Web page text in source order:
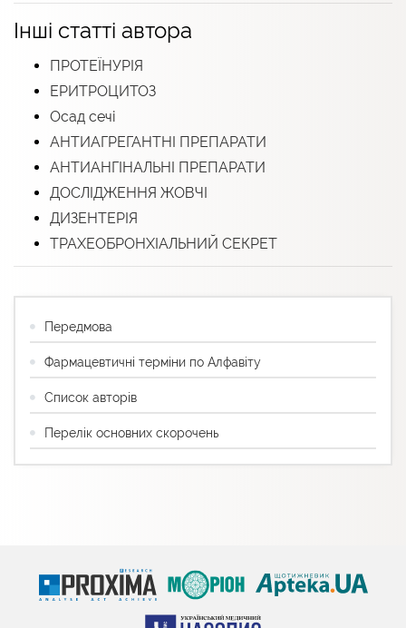
Інші статті автора
ПРОТЕЇНУРІЯ
ЕРИТРОЦИТОЗ
Осад сечі
АНТИАГРЕГАНТНІ ПРЕПАРАТИ
АНТИАНГІНАЛЬНІ ПРЕПАРАТИ
ДОСЛІДЖЕННЯ ЖОВЧІ
ДИЗЕНТЕРІЯ
ТРАХЕОБРОНХІАЛЬНИЙ СЕКРЕТ
Передмова
Фармацевтичні терміни по Алфавіту
Список авторів
Перелік основних скорочень